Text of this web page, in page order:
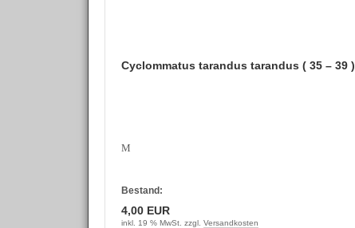
Cyclommatus tarandus tarandus ( 35 – 39 )
M
Bestand:
4,00 EUR
inkl. 19 % MwSt. zzgl. Versandkosten